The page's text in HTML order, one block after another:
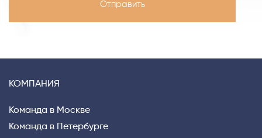
КОМПАНИЯ
Команда в Москве
Команда в Петербурге